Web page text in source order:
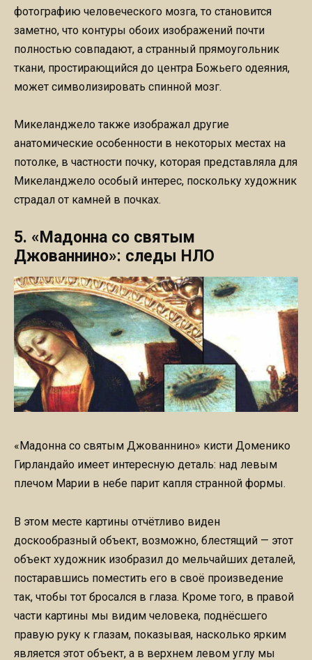
фотографию человеческого мозга, то становится
заметно, что контуры обоих изображений почти
полностью совпадают, а странный прямоугольник
ткани, простирающийся до центра Божьего одеяния,
может символизировать спинной мозг.
Микеланджело также изображал другие
анатомические особенности в некоторых местах на
потолке, в частности почку, которая представляла для
Микеланджело особый интерес, поскольку художник
страдал от камней в почках.
5. «Мадонна со святым
Джованнино»: следы НЛО
«Мадонна со святым Джованнино» кисти Доменико
Гирландайо имеет интересную деталь: над левым
плечом Марии в небе парит капля странной формы.
В этом месте картины отчётливо виден
доскообразный объект, возможно, блестящий — этот
объект художник изобразил до мельчайших деталей,
постаравшись поместить его в своё произведение
так, чтобы тот бросался в глаза. Кроме того, в правой
части картины мы видим человека, поднёсшего
правую руку к глазам, показывая, насколько ярким
является этот объект, а в верхнем левом углу мы